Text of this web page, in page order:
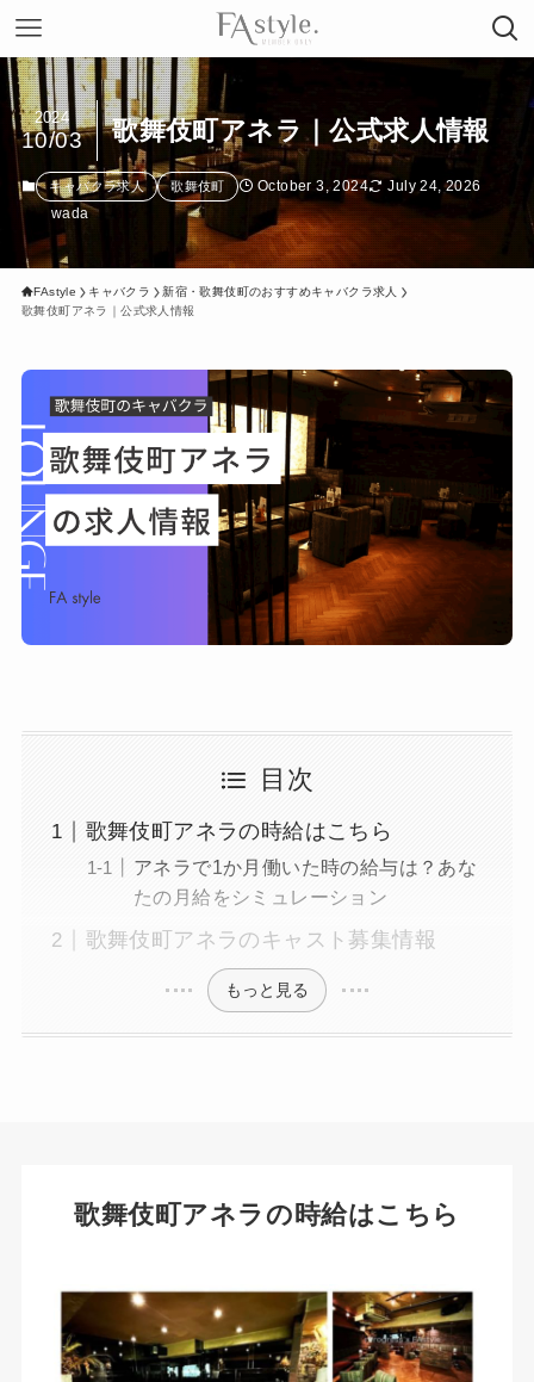
歌舞伎町アネラ｜公式求人情報
2024
10/03
キャバクラ求人 歌舞伎町 October 3, 2024
July 24, 2026
wada
FAstyle キャバクラ
新宿・歌舞伎町のおすすめキャバクラ求人
歌舞伎町アネラ｜公式求人情報
目次
歌舞伎町アネラの時給はこちら
アネラで1か月働いた時の給与は？あな
たの月給をシミュレーション
歌舞伎町アネラのキャスト募集情報
もっと見る
歌舞伎町アネラの時給はこちら